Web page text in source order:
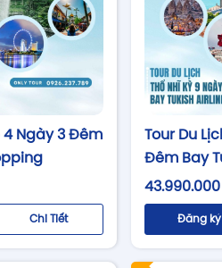
4 Ngày 3 Đêm
Chi Tiết
Tour Du
Đêm Bay
43.990.000
Đăng ký